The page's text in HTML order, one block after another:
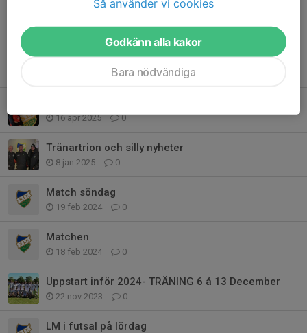
16 apr 2025 0
Tränartrion och silly nyheter
8 jan 2025 0
Match söndag
19 feb 2024 0
Matchen
18 feb 2024 0
Uppstart inför 2024- TRÄNING 6 å 13 December
22 nov 2023 0
LM i futsal på lördag
Så använder vi cookies
Godkänn alla kakor
Bara nödvändiga